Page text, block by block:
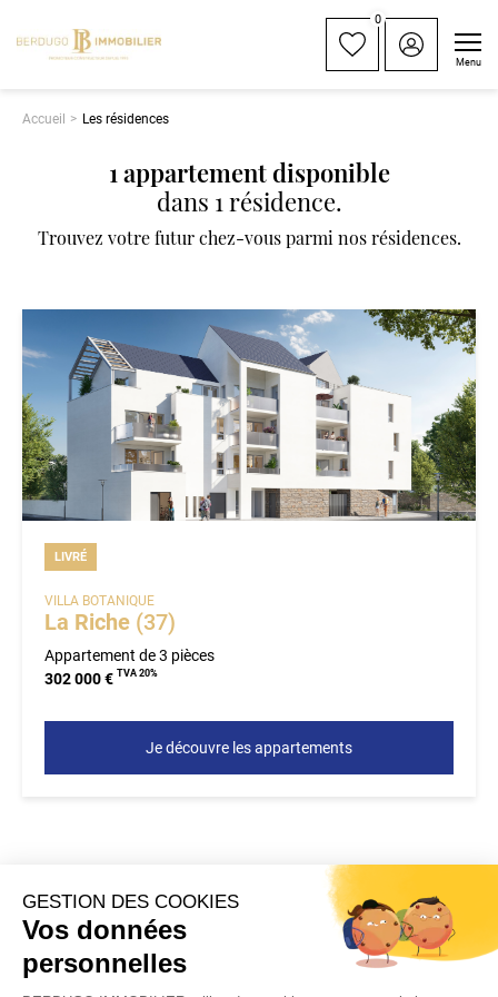
0
Menu
Accueil Les résidences
1 appartement disponible
dans 1 résidence.
Trouvez votre futur chez-vous parmi nos résidences.
LIVRÉ
VILLA BOTANIQUE
La Riche (37)
Appartement de 3 pièces
302 000 € TVA 20%
Je découvre les appartements